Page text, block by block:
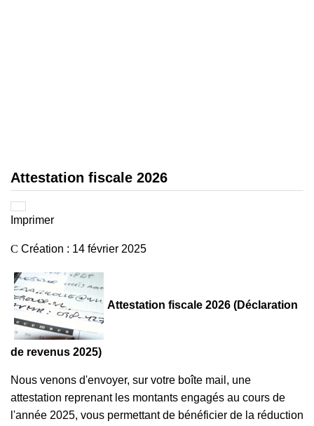
Attestation fiscale 2026
Imprimer
Création : 14 février 2025
Attestation fiscale 2026 (Déclaration
de revenus 2025)
Nous venons d'envoyer, sur votre boîte mail, une
attestation reprenant les montants engagés au cours de
l'année 2025, vous permettant de bénéficier de la réduction